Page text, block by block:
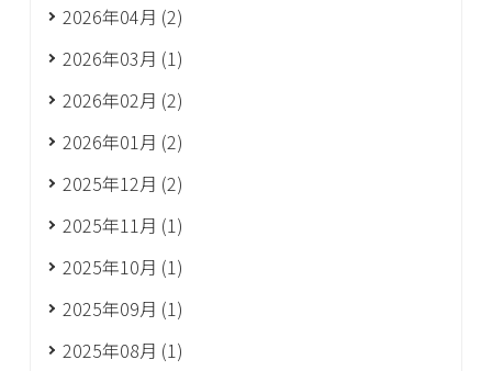
2026年04月 (2)
2026年03月 (1)
2026年02月 (2)
2026年01月 (2)
2025年12月 (2)
2025年11月 (1)
2025年10月 (1)
2025年09月 (1)
2025年08月 (1)